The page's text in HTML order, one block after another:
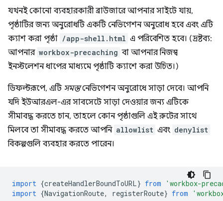
যখনই কোনো ব্যবহারকারী ব্রাউজারে আপনার সাইটে যায়,
পৃষ্ঠাটির জন্য অনুরোধটি একটি নেভিগেশন অনুরোধ হবে এবং এটি
ক্যাশ করা পৃষ্ঠা /app-shell.html এ পরিবেশিত হবে। (দ্রষ্টব্য:
আপনার workbox-precaching বা আপনার নিজস্ব
ইনস্টলেশন ধাপের মাধ্যমে পৃষ্ঠাটি ক্যাশে করা উচিত।)
ডিফল্টরূপে, এটি সমস্তনেভিগেশন অনুরোধে সাড়া দেবে। আপনি
যদি ইউআরএল-এর সাবসেটে সাড়া দেওয়ার জন্য এটিকে
সীমাবদ্ধ করতে চান, তাহলে কোন পৃষ্ঠাগুলি এই রুটের সাথে
মিলবে তা সীমাবদ্ধ করতে আপনি allowlist এবং denylist
বিকল্পগুলি ব্যবহার করতে পারেন।
import {createHandlerBoundToURL} from
'workbox-
import {NavigationRoute, registerRoute} from